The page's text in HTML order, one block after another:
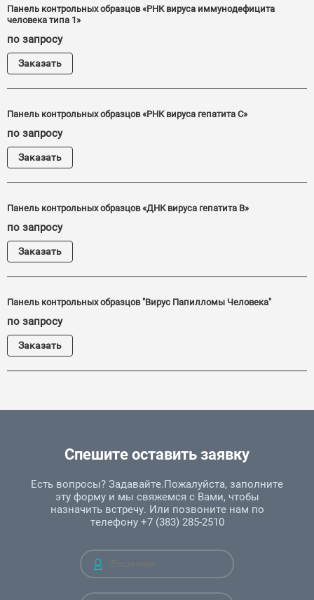
Панель контрольных образцов «РНК вируса иммунодефицита
человека типа 1»
по запросу
Заказать
Панель контрольных образцов «РНК вируса гепатита С»
по запросу
Заказать
Панель контрольных образцов «ДНК вируса гепатита В»
по запросу
Заказать
Панель контрольных образцов "Вирус Папилломы Человека"
по запросу
Заказать
Спешите оставить заявку
Есть вопросы? Задавайте.Пожалуйста, заполните
эту форму и мы свяжемся с Вами, чтобы
назначить встречу. Или позвоните нам по
телефону +7 (383) 285-2510